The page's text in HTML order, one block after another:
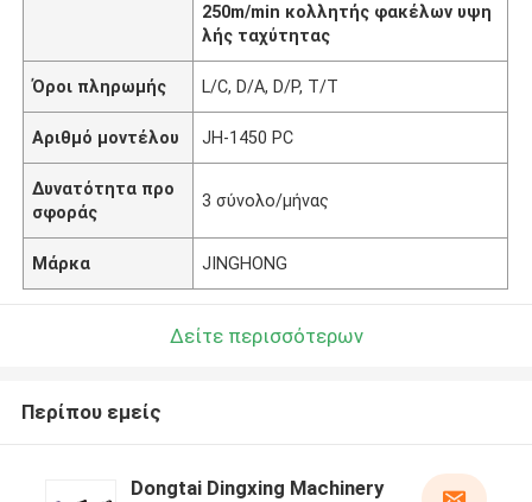
250m/min κολλητής φακέλων υψη
λής ταχύτητας
Όροι πληρωμής L/C, D/A, D/P, T/T
Αριθμό μοντέλου JH-1450 PC
Δυνατότητα προ
σφοράς
3 σύνολο/μήνας
Μάρκα JINGHONG
Δείτε περισσότερων
Περίπου εμείς
Dongtai Dingxing Machinery